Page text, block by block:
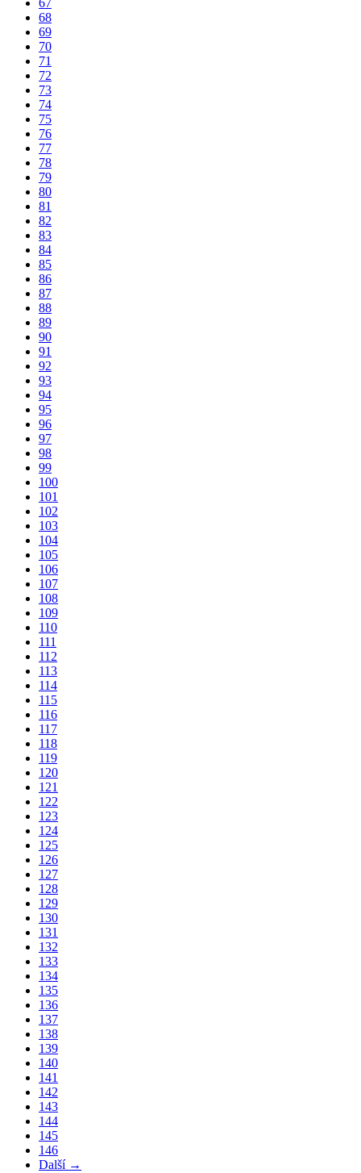
67
68
69
70
71
72
73
74
75
76
77
78
79
80
81
82
83
84
85
86
87
88
89
90
91
92
93
94
95
96
97
98
99
100
101
102
103
104
105
106
107
108
109
110
111
112
113
114
115
116
117
118
119
120
121
122
123
124
125
126
127
128
129
130
131
132
133
134
135
136
137
138
139
140
141
142
143
144
145
146
Další →